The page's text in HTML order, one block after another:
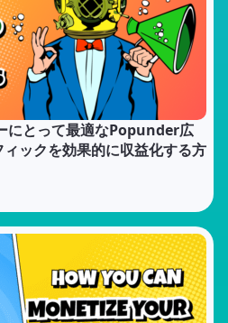
にとって最適なPopunder広
ックを効果的に収益化する方